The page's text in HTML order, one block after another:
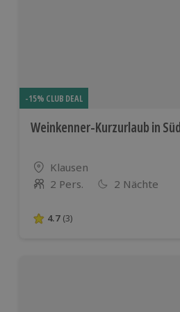
-15% CLUB DEAL
Weinkenner-Kurzurlaub in
Standort
Klausen
Anzahl der Teilnehmer
2 Pers. 2 Nächte
4.7 von 5 Sternen basierend
4.7 (3)